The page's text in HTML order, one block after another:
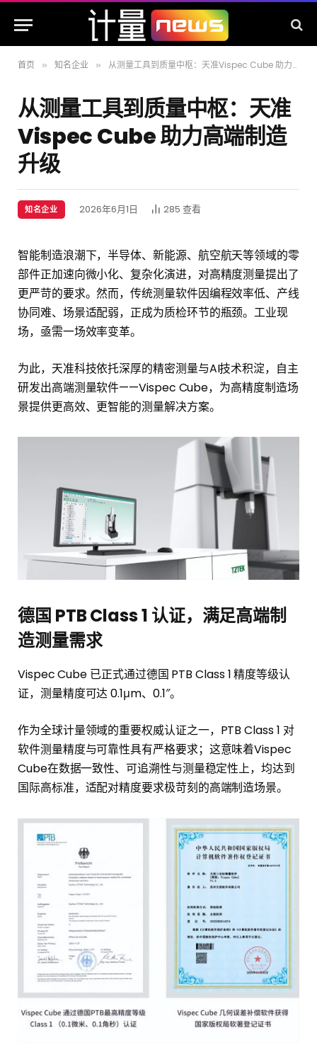
首页 » 知名企业 » 从测量工具到质量中枢：天准Vispec Cube 助力高端制造升级
从测量工具到质量中枢：天准
Vispec Cube 助力高端制造
升级
知名企业 2026年6月1日 285 查看
智能制造浪潮下，半导体、新能源、航空航天等领域的零
部件正加速向微小化、复杂化演进，对高精度测量提出了
更严苛的要求。然而，传统测量软件因编程效率低、产线
协同难、场景适配弱，正成为质检环节的瓶颈。工业现
场，亟需一场效率变革。
为此，天准科技依托深厚的精密测量与AI技术积淀，自主
研发出高端测量软件——Vispec Cube，为高精度制造场
景提供更高效、更智能的测量解决方案。
德国 PTB Class 1 认证， 满足高端制
造测量需求
Vispec Cube 已正式通过德国 PTB Class 1 精度等级认
证，测量精度可达 0.1μm、0.1″。
作为全球计量领域的重要权威认证之一，PTB Class 1 对
软件测量精度与可靠性具有严格要求；这意味着Vispec
Cube在数据一致性、可追溯性与测量稳定性上，均达到
国际高标准，适配对精度要求极苛刻的高端制造场景。